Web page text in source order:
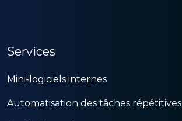
Services
Mini-logiciels internes
Automatisation des tâches répétitives